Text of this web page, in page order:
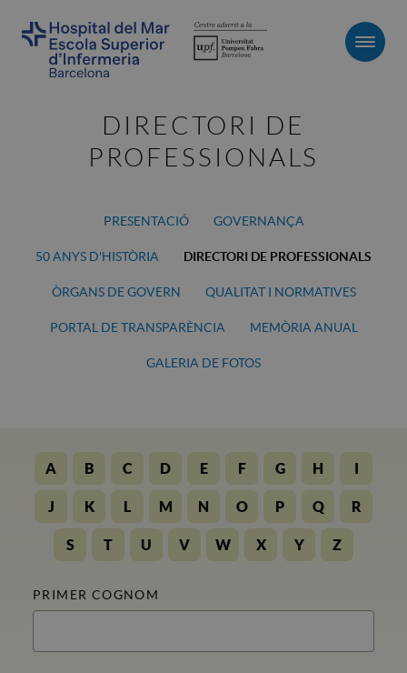
DIRECTORI DE
PROFESSIONALS
PRESENTACIÓ GOVERNANÇA
50 ANYS D'HISTÒRIA DIRECTORI DE PROFESSIONALS
ÒRGANS DE GOVERN QUALITAT I NORMATIVES
PORTAL DE TRANSPARÈNCIA MEMÒRIA ANUAL
GALERIA DE FOTOS
A B C D E F G H I
J K L M N O P Q R
S T U V W X Y Z
PRIMER COGNOM